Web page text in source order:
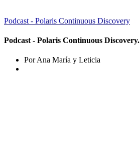
Podcast - Polaris Continuous Discovery
Podcast - Polaris Continuous Discovery.
Por Ana María y Leticia